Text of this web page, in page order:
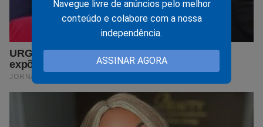
Navegue livre de anúncios pelo melhor
conteúdo e colabore com a nossa
independência.
ASSINAR AGORA